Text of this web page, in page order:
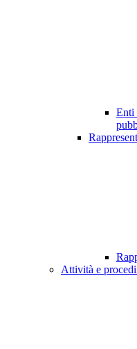
Enti
Attività e